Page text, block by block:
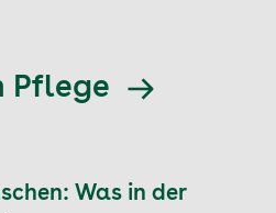
Pflege
Was in der